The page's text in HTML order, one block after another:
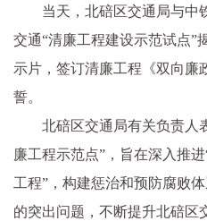
当天，北碚区交通局与中
交通“清廉工程建设示范试点”
示片，签订清廉工程《双向廉
誓。
北碚区交通局有关负责人
廉工程示范点”，旨在深入推
工程”，构建惩治和预防腐败
的突出问题，不断提升北碚区